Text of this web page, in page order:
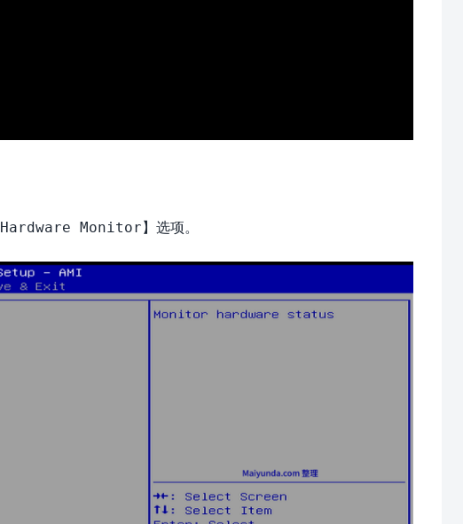
Hardware Monitor】选项。